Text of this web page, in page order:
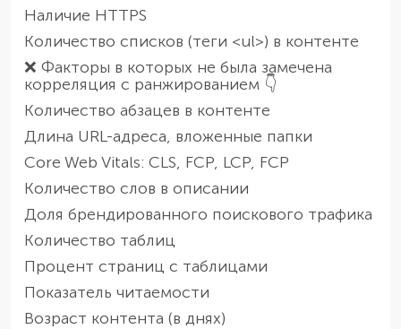
Наличие HTTPS
Количество списков (теги <ul>) в контенте
❌ Факторы в которых не была замечена
корреляция с ранжированием 👇
Количество абзацев в контенте
Длина URL-адреса, вложенные папки
Core Web Vitals: CLS, FCP, LCP, FCP
Количество слов в описании
Доля брендированного поискового трафика
Количество таблиц
Процент страниц с таблицами
Показатель читаемости
Возраст контента (в днях)